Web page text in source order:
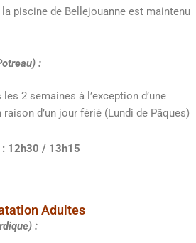
piscine de Bellejouanne est maintenu
:
2 semaines à l’exception d’une
d’un jour férié (Lundi de Pâques)
:12h30 / 13h15
Adultes
: